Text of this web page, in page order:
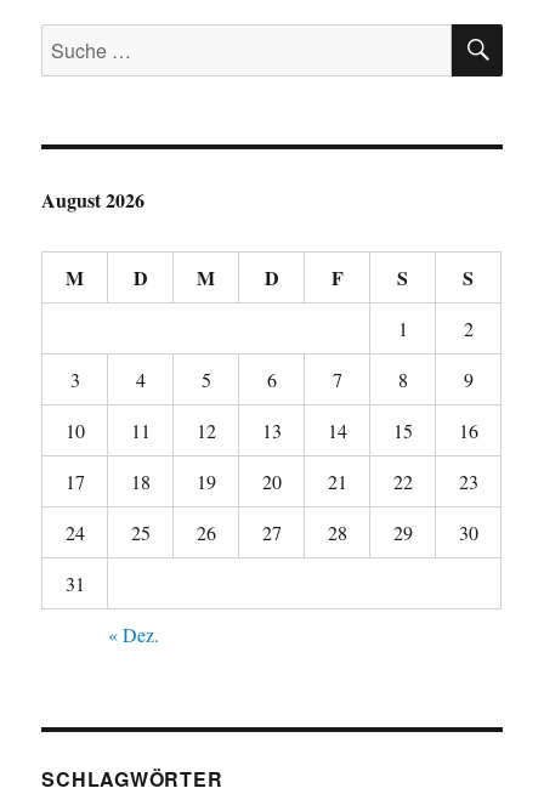
r
i
m
n
s
r
ö
n
)
f f ö ö
Suche
nach:
August 2026
M D M D F S S
1
2
3
4 5 6 7 8
9
10
11 12 13 14 15
16
17
18 19 20 21 22
23
24
25 26 27 28 29
30
31
« Dez.
SCHLAGWÖRTER